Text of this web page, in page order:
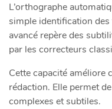
L’orthographe
simple identification des
avancé repère des
par les correcteurs
Cette capacité améliore
rédaction. Elle permet
complexes et subtiles.